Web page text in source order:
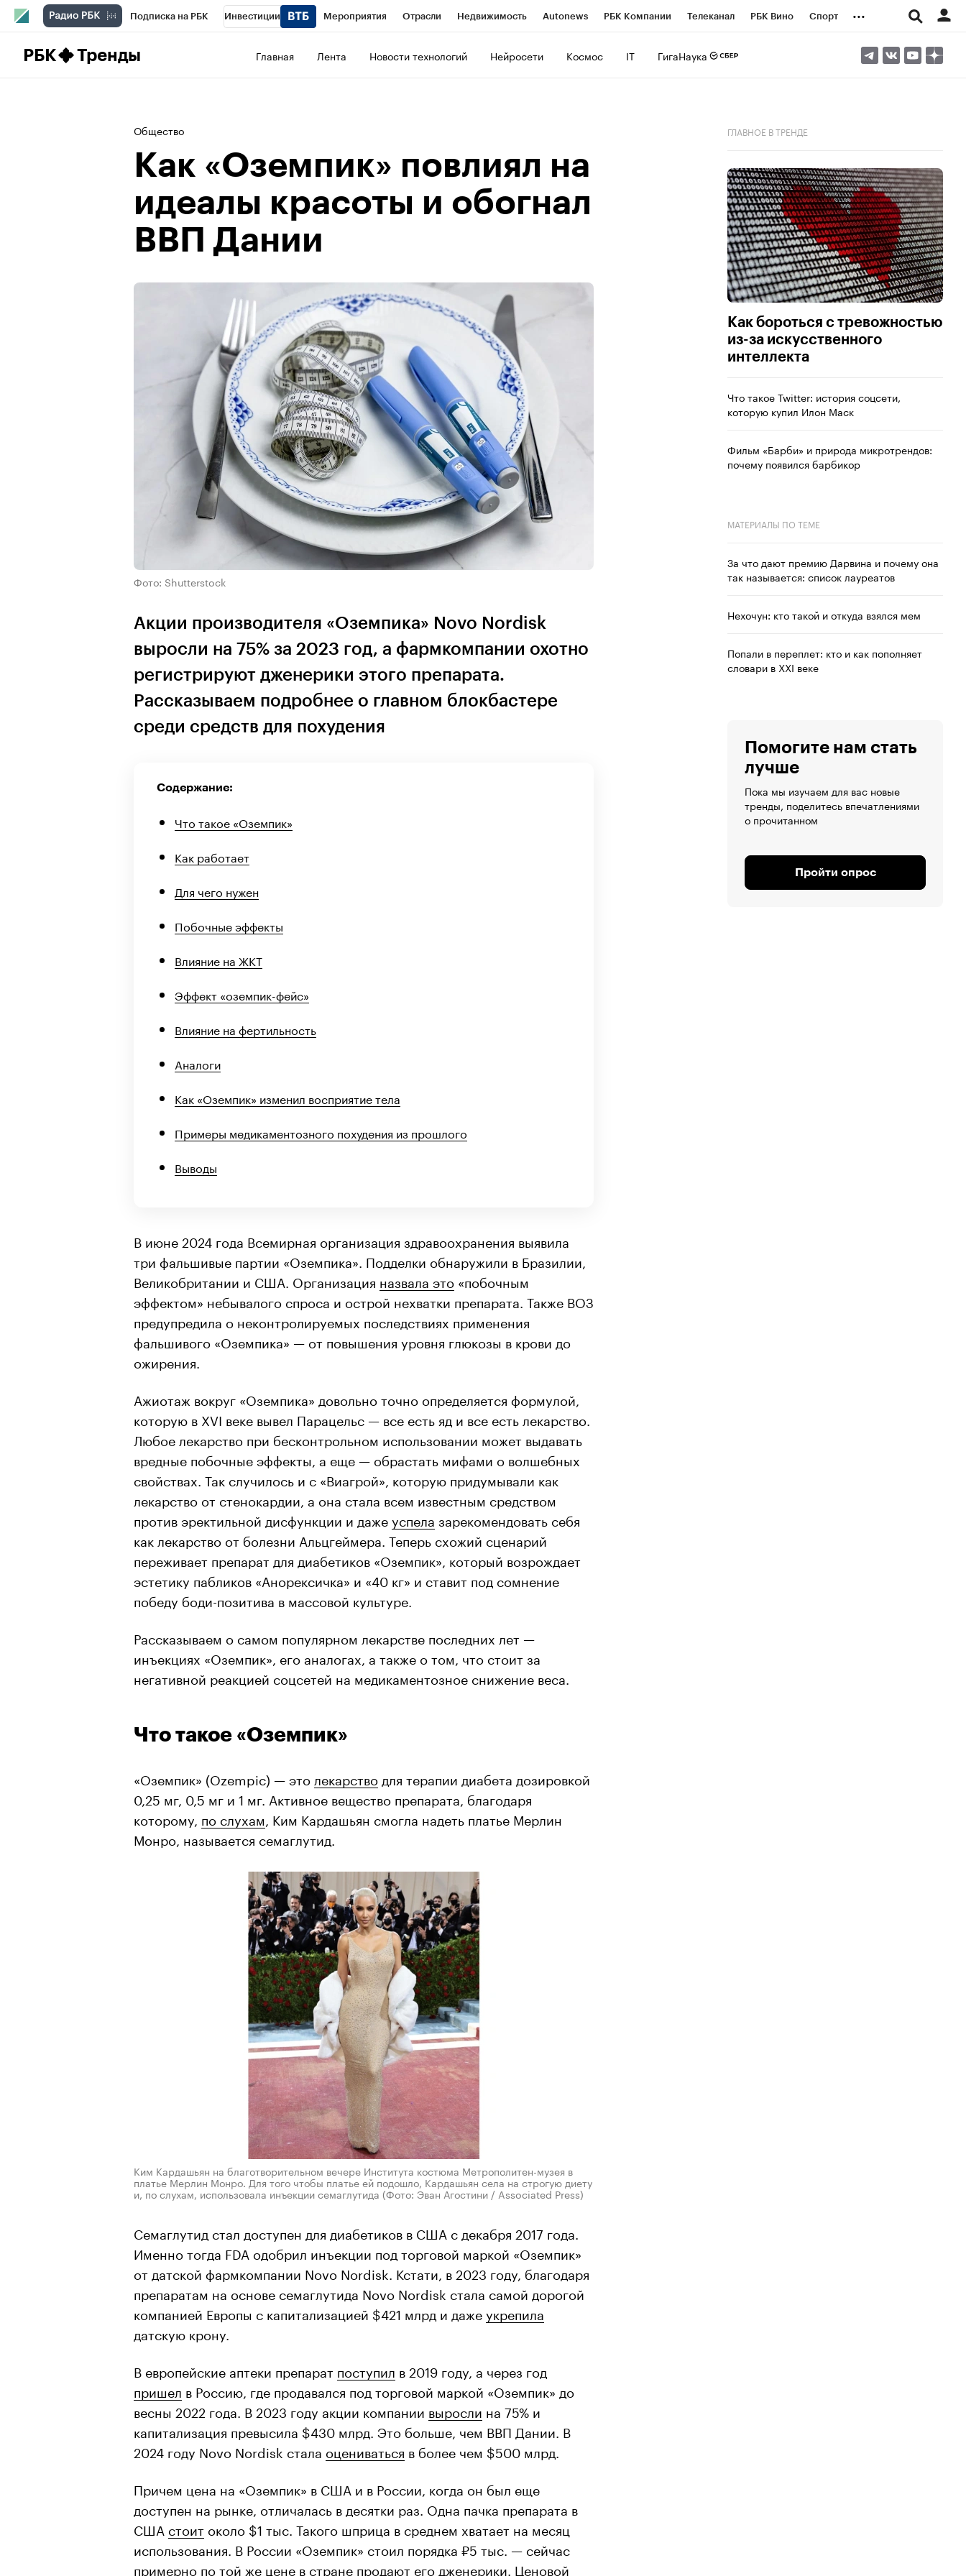
Подписка на РБК Инвестиции Мероприятия Отрасли Недвижимость Autonews РБК Компании Телеканал РБК Вино Спорт ...
РБК Тренды Главная Лента Новости технологий Нейросети Космос IT ГигаНаука
Общество
Как «Оземпик» повлиял на
идеалы красоты и обогнал
ВВП Дании
Фото: Shutterstock
Акции производителя «Оземпика» Novo Nordisk
выросли на 75% за 2023 год, а фармкомпании охотно
регистрируют дженерики этого препарата.
Рассказываем подробнее о главном блокбастере
среди средств для похудения
Содержание:
Что такое «Оземпик»
Как работает
Для чего нужен
Побочные эффекты
Влияние на ЖКТ
Эффект «оземпик-фейс»
Влияние на фертильность
Аналоги
Как «Оземпик» изменил восприятие тела
Примеры медикаментозного похудения из прошлого
Выводы
В июне 2024 года Всемирная организация здравоохранения выявила
три фальшивые партии «Оземпика». Подделки обнаружили в Бразилии,
Великобритании и США. Организация назвала это «побочным
эффектом» небывалого спроса и острой нехватки препарата. Также ВОЗ
предупредила о неконтролируемых последствиях применения
фальшивого «Оземпика» — от повышения уровня глюкозы в крови до
ожирения.
Ажиотаж вокруг «Оземпика» довольно точно определяется формулой,
которую в XVI веке вывел Парацельс — все есть яд и все есть лекарство.
Любое лекарство при бесконтрольном использовании может выдавать
вредные побочные эффекты, а еще — обрастать мифами о волшебных
свойствах. Так случилось и с «Виагрой», которую придумывали как
лекарство от стенокардии, а она стала всем известным средством
против эректильной дисфункции и дажеуспела зарекомендовать себя
как лекарство от болезни Альцгеймера. Теперь схожий сценарий
переживает препарат для диабетиков «Оземпик», который возрождает
эстетику пабликов «Анорексичка» и «40 кг» и ставит под сомнение
победу боди-позитива в массовой культуре.
Рассказываем о самом популярном лекарстве последних лет —
инъекциях «Оземпик», его аналогах, а также о том, что стоит за
негативной реакцией соцсетей на медикаментозное снижение веса.
Что такое «Оземпик»
«Оземпик» (Ozempic) — это лекарство для терапии диабета дозировкой
0,25 мг, 0,5 мг и 1 мг. Активное вещество препарата, благодаря
которому, по слухам , Ким Кардашьян смогла надеть платье Мерлин
Монро, называется семаглутид.
Ким Кардашьян на благотворительном вечере Института костюма Метрополитен-музея в
платье Мерлин Монро. Для того чтобы платье ей подошло, Кардашьян села на строгую диету
и, по слухам, использовала инъекции семаглутида (Фото: Эван Агостини / Associated Press)
Семаглутид стал доступен для диабетиков в США с декабря 2017 года.
Именно тогда FDA одобрил инъекции под торговой маркой «Оземпик»
от датской фармкомпании Novo Nordisk. Кстати, в 2023 году, благодаря
препаратам на основе семаглутида Novo Nordisk стала самой дорогой
компанией Европы с капитализацией $421 млрд и дажеукрепила
датскую крону.
В европейские аптеки препарат поступил в 2019 году, а через год
пришел в Россию, где продавался под торговой маркой «Оземпик» до
весны 2022 года. В 2023 году акции компании выросли на 75% и
капитализация превысила $430 млрд. Это больше, чем ВВП Дании. В
2024 году Novo Nordisk стала оцениваться в более чем $500 млрд.
Причем цена на «Оземпик» в США и в России, когда он был еще
доступен на рынке, отличалась в десятки раз. Одна пачка препарата в
США стоит около $1 тыс. Такого шприца в среднем хватает на месяц
использования. В России «Оземпик» стоил порядка ₽5 тыс. — сейчас
примерно по той же цене в стране продают его дженерики. Ценовой
ГЛАВНОЕ В ТРЕНДЕ
Как бороться с тревожностью
из-за искусственного
интеллекта
Что такое Twitter: история соцсети,
которую купил Илон Маск
Фильм «Барби» и природа микротрендов:
почему появился барбикор
МАТЕРИАЛЫ ПО ТЕМЕ
За что дают премию Дарвина и почему она
так называется: список лауреатов
Нехочун: кто такой и откуда взялся мем
Попали в переплет: кто и как пополняет
словари в XXI веке
Помогите нам стать
лучше
Пока мы изучаем для вас новые
тренды, поделитесь впечатлениями
о прочитанном
Пройти опрос